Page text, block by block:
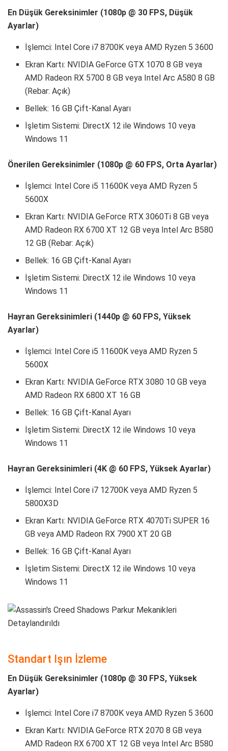
En Düşük Gereksinimler (1080p @ 30 FPS, Düşük
Ayarlar)
İşlemci: Intel Core i7 8700K veya AMD Ryzen 5 3600
Ekran Kartı: NVIDIA GeForce GTX 1070 8 GB veya
AMD Radeon RX 5700 8 GB veya Intel Arc A580 8 GB
(Rebar: Açık)
Bellek: 16 GB Çift-Kanal Ayarı
İşletim Sistemi: DirectX 12 ile Windows 10 veya
Windows 11
Önerilen Gereksinimler (1080p @ 60 FPS, Orta Ayarlar)
İşlemci: Intel Core i5 11600K veya AMD Ryzen 5
5600X
Ekran Kartı: NVIDIA GeForce RTX 3060Ti 8 GB veya
AMD Radeon RX 6700 XT 12 GB veya Intel Arc B580
12 GB (Rebar: Açık)
Bellek: 16 GB Çift-Kanal Ayarı
İşletim Sistemi: DirectX 12 ile Windows 10 veya
Windows 11
Hayran Gereksinimleri (1440p @ 60 FPS, Yüksek
Ayarlar)
İşlemci: Intel Core i5 11600K veya AMD Ryzen 5
5600X
Ekran Kartı: NVIDIA GeForce RTX 3080 10 GB veya
AMD Radeon RX 6800 XT 16 GB
Bellek: 16 GB Çift-Kanal Ayarı
İşletim Sistemi: DirectX 12 ile Windows 10 veya
Windows 11
Hayran Gereksinimleri (4K @ 60 FPS, Yüksek Ayarlar)
İşlemci: Intel Core i7 12700K veya AMD Ryzen 5
5800X3D
Ekran Kartı: NVIDIA GeForce RTX 4070Ti SUPER 16
GB veya AMD Radeon RX 7900 XT 20 GB
Bellek: 16 GB Çift-Kanal Ayarı
İşletim Sistemi: DirectX 12 ile Windows 10 veya
Windows 11
Standart Işın İzleme
En Düşük Gereksinimler (1080p @ 30 FPS, Yüksek
Ayarlar)
İşlemci: Intel Core i7 8700K veya AMD Ryzen 5 3600
Ekran Kartı: NVIDIA GeForce RTX 2070 8 GB veya
AMD Radeon RX 6700 XT 12 GB veya Intel Arc B580